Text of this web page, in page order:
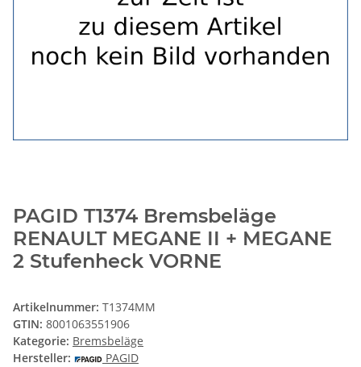
PAGID T1374 Bremsbeläge
RENAULT MEGANE II + MEGANE
2 Stufenheck VORNE
Artikelnummer: T1374MM
GTIN: 8001063551906
Kategorie: Bremsbeläge
Hersteller:
PAGID